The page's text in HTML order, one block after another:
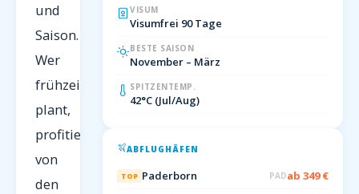
und
Saison.
Wer
frühzeitig
plant,
profitiert
von
den
VISUM
Visumfrei 90 Tage
BESTE SAISON
November – März
SPITZENTEMP.
42°C (Jul/Aug)
ABFLUGHÄFEN
TOP Paderborn PADab 349 €